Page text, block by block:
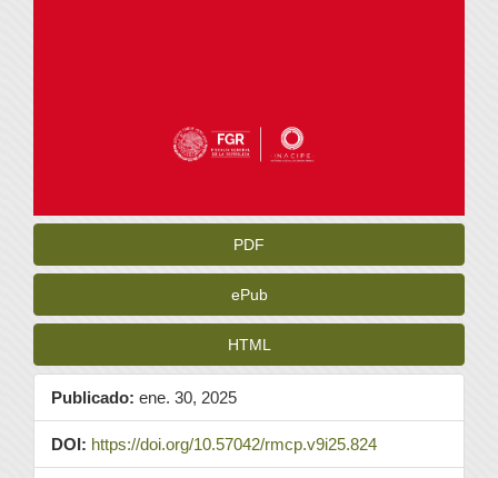
PDF
ePub
HTML
Publicado: ene. 30, 2025
DOI: https://doi.org/10.57042/rmcp.v9i25.824